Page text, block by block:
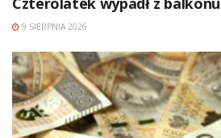
9 SIERPNIA 2026